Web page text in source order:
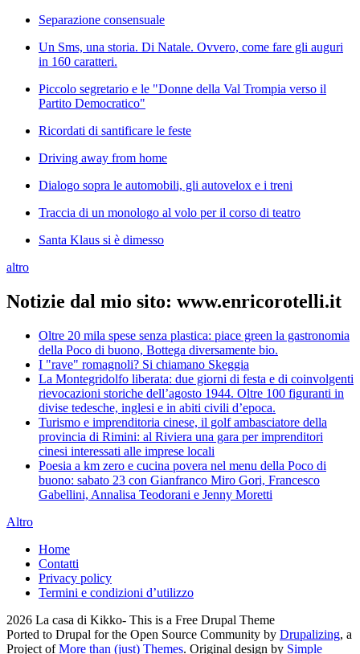
Separazione consensuale
Un Sms, una storia. Di Natale. Ovvero, come fare gli auguri
in 160 caratteri.
Piccolo segretario e le "Donne della Val Trompia verso il
Partito Democratico"
Ricordati di santificare le feste
Driving away from home
Dialogo sopra le automobili, gli autovelox e i treni
Traccia di un monologo al volo per il corso di teatro
Santa Klaus si è dimesso
altro
Notizie dal mio sito: www.enricorotelli.it
Oltre 20 mila spese senza plastica: piace green la gastronomia
della Poco di buono, Bottega diversamente bio.
I "rave" romagnoli? Si chiamano Skeggia
La Montegridolfo liberata: due giorni di festa e di coinvolgenti
rievocazioni storiche dell’agosto 1944. Oltre 100 figuranti in
divise tedesche, inglesi e in abiti civili d’epoca.
Turismo e imprenditoria cinese, il golf ambasciatore della
provincia di Rimini: al Riviera una gara per imprenditori
cinesi interessati alle imprese locali
Poesia a km zero e cucina povera nel menu della Poco di
buono: sabato 23 con Gianfranco Miro Gori, Francesco
Gabellini, Annalisa Teodorani e Jenny Moretti
Altro
Home
Contatti
Privacy policy
Termini e condizioni d’utilizzo
2026 La casa di Kikko- This is a Free Drupal Theme
Ported to Drupal for the Open Source Community by Drupalizing, a
Project ofMore than (just) Themes. Original design by Simple